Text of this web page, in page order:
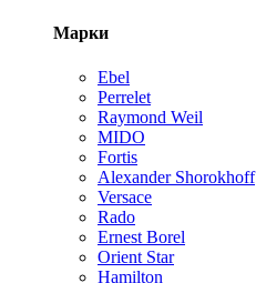
Марки
Ebel
Perrelet
Raymond Weil
MIDO
Fortis
Alexander Shorokhoff
Versace
Rado
Ernest Borel
Orient Star
Hamilton